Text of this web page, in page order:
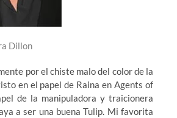
Dillon
por el chiste malo del color de la
en el papel de Raina en Agents of
de la manipuladora y traicionera
a ser una buena Tulip. Mi favorita